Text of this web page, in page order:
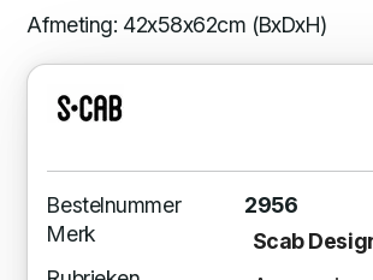
Afmeting: 42x58x62cm (BxDxH)
Bestelnummer
2956
Merk
Scab